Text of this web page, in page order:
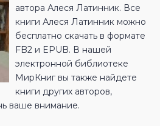
автора Алеся Латинник. Все
книги Алеся Латинник можно
бесплатно скачать в формате
FB2 и EPUB. В нашей
электронной библиотеке
МирКниг вы также найдете
книги других авторов,
ваше внимание.